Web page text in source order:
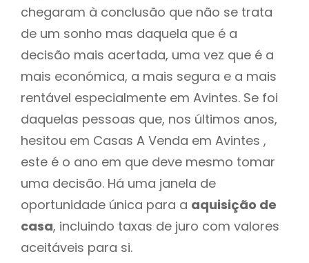
chegaram à conclusão que não se trata
de um sonho mas daquela que é a
decisão mais acertada, uma vez que é a
mais económica, a mais segura e a mais
rentável especialmente em Avintes. Se foi
daquelas pessoas que, nos últimos anos,
hesitou em Casas A Venda em Avintes ,
este é o ano em que deve mesmo tomar
uma decisão. Há uma janela de
oportunidade única para a aquisição de
casa, incluindo taxas de juro com valores
aceitáveis para si.